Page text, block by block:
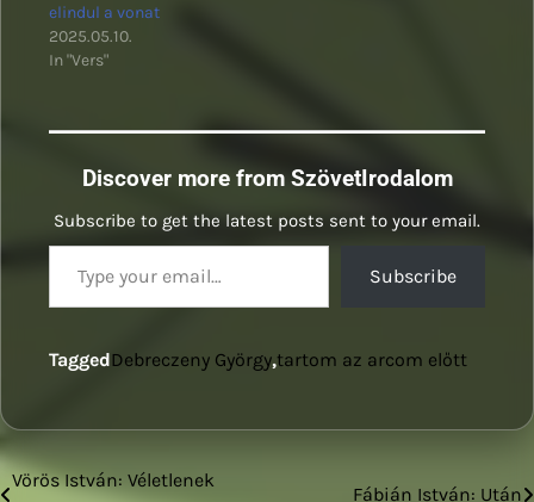
elindul a vonat
2025.05.10.
In "Vers"
Discover more from SzövetIrodalom
Subscribe to get the latest posts sent to your email.
Type your email…
Subscribe
TaggedDebreczeny György,tartom az arcom előtt
Bejegyzés
Vörös István: Véletlenek
Fábián István: Után